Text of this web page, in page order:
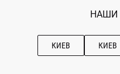
НАШИ
КИЕВ КИЕВ